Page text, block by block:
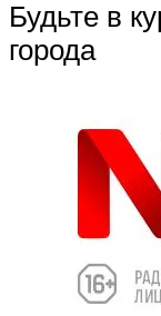
Будьте в
города